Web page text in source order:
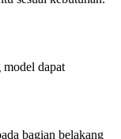
dapat
bagian belakang